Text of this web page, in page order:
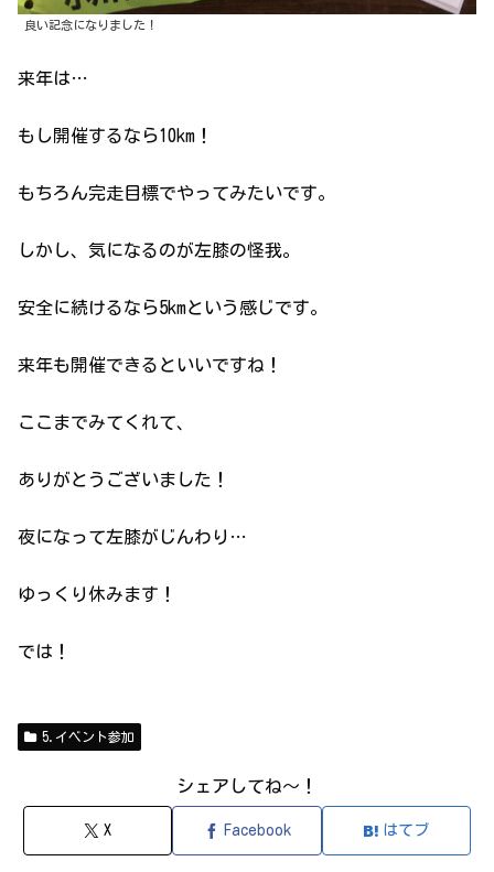
良い記念になりました！
来年は…
もし開催するなら10km！
もちろん完走目標でやってみたいです。
しかし、気になるのが左膝の怪我。
安全に続けるなら5kmという感じです。
来年も開催できるといいですね！
ここまでみてくれて、
ありがとうございました！
夜になって左膝がじんわり…
ゆっくり休みます！
では！
5.イベント参加
シェアしてね～！
X Facebook はてブ